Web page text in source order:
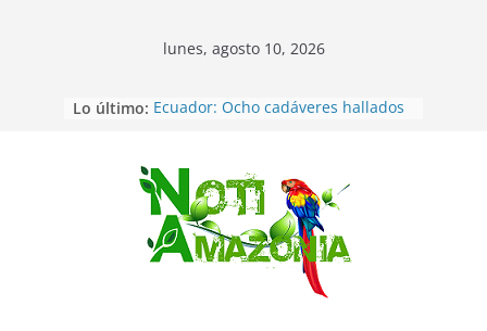
Saltar
lunes, agosto 10, 2026
Lo último: Ecuador: Ocho cadáveres hallados
atrajo a miles de personas en la
edición 2026 (video)
Pastaza: Fiscal no emite cargos
contra hombre de 50años que
mantenía relacion de «noviazgo»
con una menor de10 años en